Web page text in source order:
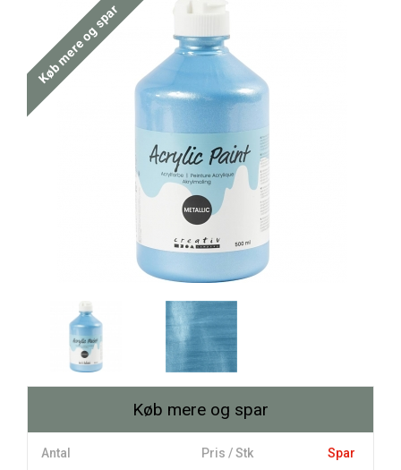
Køb mere og spar
Køb mere og spar
Antal Pris / Stk Spar